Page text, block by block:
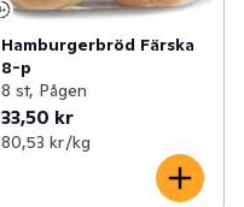
Hamburgerbröd Färska
8-p
8 st, Pågen
33,50 kr
80,53 kr /kg